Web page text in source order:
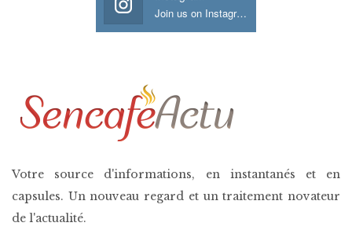
Join us on Instagram
Votre source d'informations, en instantanés et en
capsules. Un nouveau regard et un traitement novateur
de l'actualité.